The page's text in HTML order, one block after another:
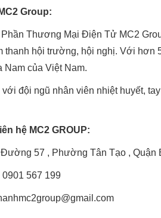
Group:
Thương Mại Điện Tử MC2
thanh hội trường, hội nghị. Với hơn
Nam của Việt Nam.
với đội ngũ nhân viên nhiệt huyết,
hệ MC2 GROUP:
57 , Phường Tân Tạo , Quận
0901 567 199